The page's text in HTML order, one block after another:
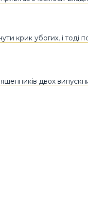
крик убогих, і тоді
двох